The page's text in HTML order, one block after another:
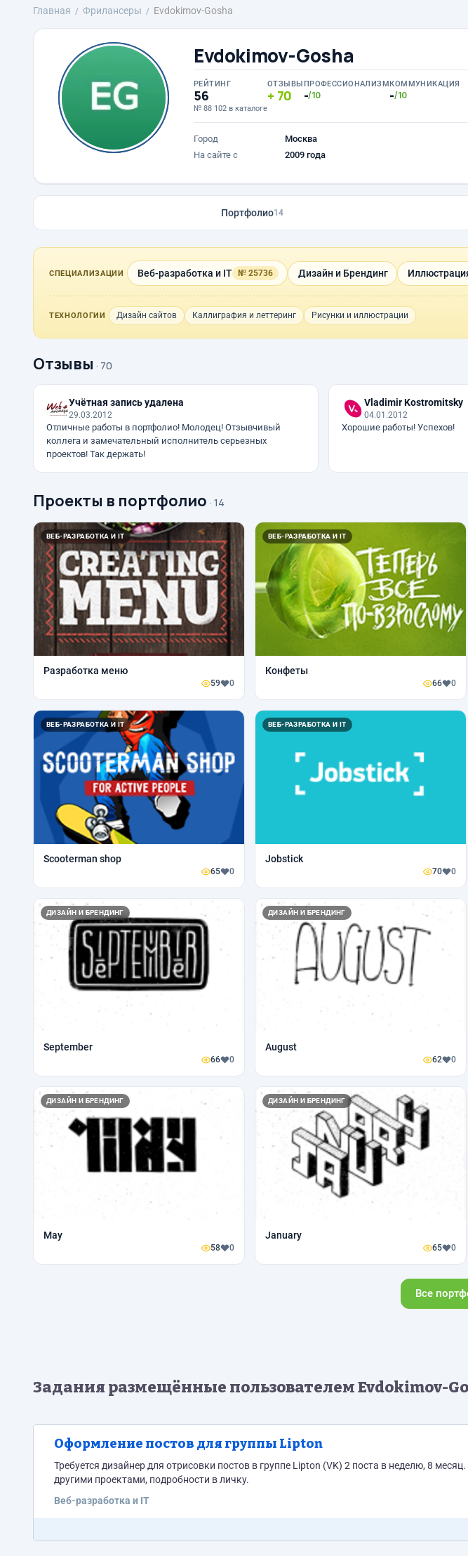
Главная Фрилансеры Evdokimov-Gosha
Evdokimov-Gosha
РЕЙТИНГ
56
№ 88 102 в каталоге
ОТЗЫВЫ
70
ПРОФЕССИОНАЛИЗМ
-/10
КОММУНИКАЦИЯ
-/10
Город
Москва
На сайте с
2009 года
Портфолио14
СПЕЦИАЛИЗАЦИИ Веб-разработка и IT № 25736 Дизайн и Брендинг
ТЕХНОЛОГИИ Дизайн сайтов Каллиграфия и леттеринг Рисунки и иллюстрации
Отзывы · 70
Учётная запись удалена
29.03.2012
Отличные работы в портфолио! Молодец! Отзывчивый
коллега и замечательный исполнитель серьезных
проектов! Так держать!
Vladimir Kostromitsky
04.01.2012
Хорошие работы! Успехов!
Проекты в портфолио · 14
ВЕБ-РАЗРАБОТКА И IT
Разработка меню
59 0
ВЕБ-РАЗРАБОТКА И IT
Конфеты
66 0
ВЕБ-РАЗРАБОТКА И IT
Scooterman shop
65 0
ВЕБ-РАЗРАБОТКА И IT
Jobstick
70 0
ДИЗАЙН И БРЕНДИНГ
September
66 0
ДИЗАЙН И БРЕНДИНГ
August
62 0
ДИЗАЙН И БРЕНДИНГ
May
58 0
ДИЗАЙН И БРЕНДИНГ
January
65 0
Все
Задания размещённые пользователем Evdokimov-
Оформление постов для группы Lipton
Требуется дизайнер для отрисовки постов в группе Lipton (VK) 2 поста в неделю, 8
другими проектами, подробности в личку.
Веб-разработка и IT